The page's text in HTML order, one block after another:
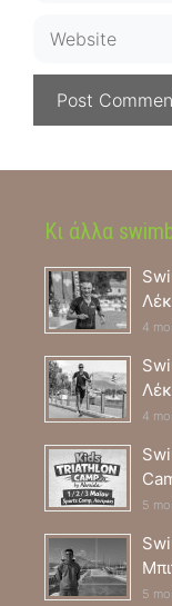
Κι άλλα
4
4
5
5